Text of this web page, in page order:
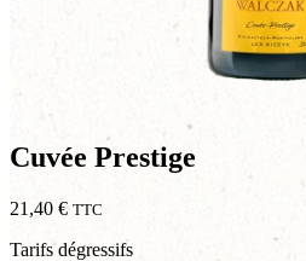
Cuvée Prestige
21,40 € TTC
Tarifs dégressifs